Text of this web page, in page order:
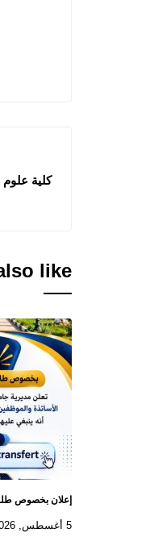
كلية
like
إعلان بخصوص
5 أغسطس, 2026